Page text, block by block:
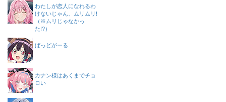
わたしが恋人になれるわ
けないじゃん、ムリムリ!
（※ムリじゃなかっ
た!?）
ばっどがーる
カナン様はあくまでチョ
ロい